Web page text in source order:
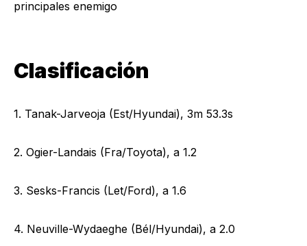
principales enemigo
Clasificación
1. Tanak-Jarveoja (Est/Hyundai), 3m 53.3s
2. Ogier-Landais (Fra/Toyota), a 1.2
3. Sesks-Francis (Let/Ford), a 1.6
4. Neuville-Wydaeghe (Bél/Hyundai), a 2.0